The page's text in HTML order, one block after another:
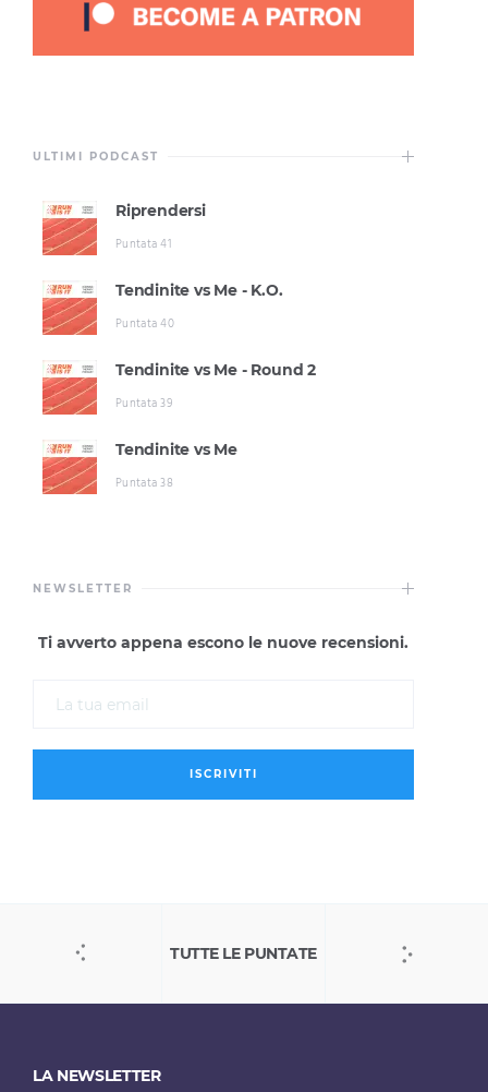
ULTIMI PODCAST
Riprendersi
Puntata 41
Tendinite vs Me - K.O.
Puntata 40
Tendinite vs Me - Round 2
Puntata 39
Tendinite vs Me
Puntata 38
NEWSLETTER
Ti avverto appena escono le nuove recensioni.
TUTTE LE PUNTATE
LA NEWSLETTER